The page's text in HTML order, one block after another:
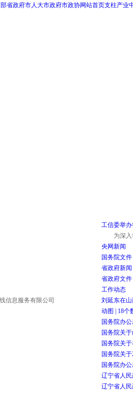
省政府市人大市政府市政协网站首页支柱产业
工信委举
为深入学
央网新闻
国务院文件
省政府新闻
省政府文件
工作动态
刘延东在
动图 | 18个
国务院办
国务院关
国务院关
国务院关
国务院办
辽宁省人
辽宁省人
信息服务有限公司